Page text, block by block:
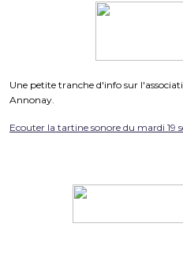
Une petite tranche d'info sur
Annonay.
Ecouter la tartine sonore du mardi 19